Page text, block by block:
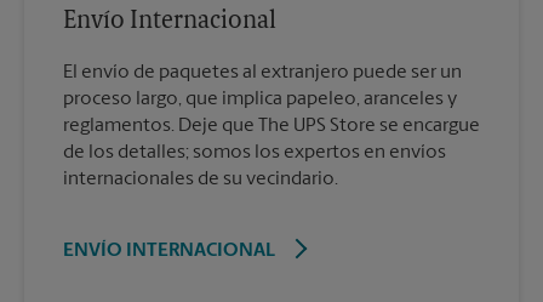
Envío Internacional
El envío de paquetes al extranjero puede ser un
proceso largo, que implica papeleo, aranceles y
reglamentos. Deje que The UPS Store se encargue
de los detalles; somos los expertos en envíos
internacionales de su vecindario.
ENVÍO INTERNACIONAL